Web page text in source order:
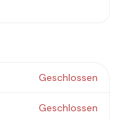
Geschlossen
Geschlossen